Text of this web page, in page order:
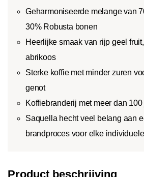
Geharmoniseerde melange van
30% Robusta bonen
Heerlijke smaak van rijp geel
abrikoos
Sterke koffie met minder zuren
genot
Koffiebranderij met meer dan
Saquella hecht veel belang aan
brandproces voor elke
Product beschrijving